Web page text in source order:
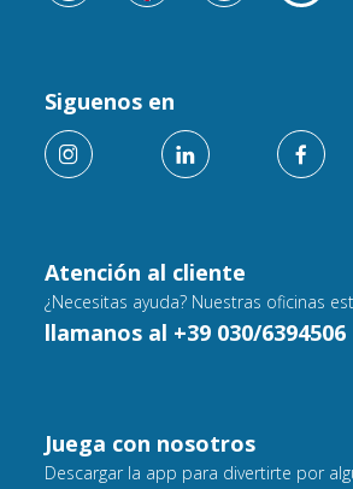
Atención al cliente
¿Necesitas ayuda? Nuestras oficinas
llamanos al +39 030/6394506
Siguenos en
Juega con nosotros
Descargar la app para divertirte por